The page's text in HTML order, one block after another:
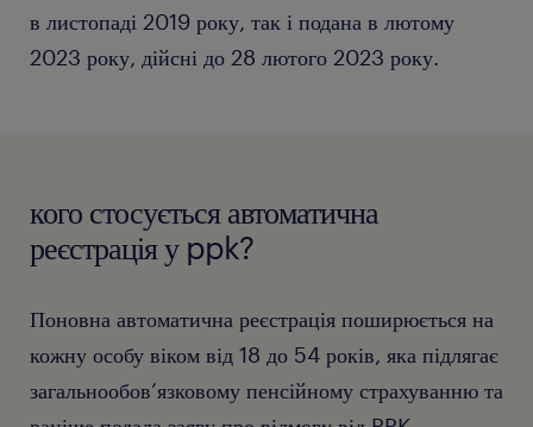
в листопаді 2019 року, так і подана в лютому
2023 року, дійсні до 28 лютого 2023 року.
кого стосується автоматична
реєстрація у ppk?
Поновна автоматична реєстрація поширюється на
кожну особу віком від 18 до 54 років, яка підлягає
загальнообов’язковому пенсійному страхуванню та